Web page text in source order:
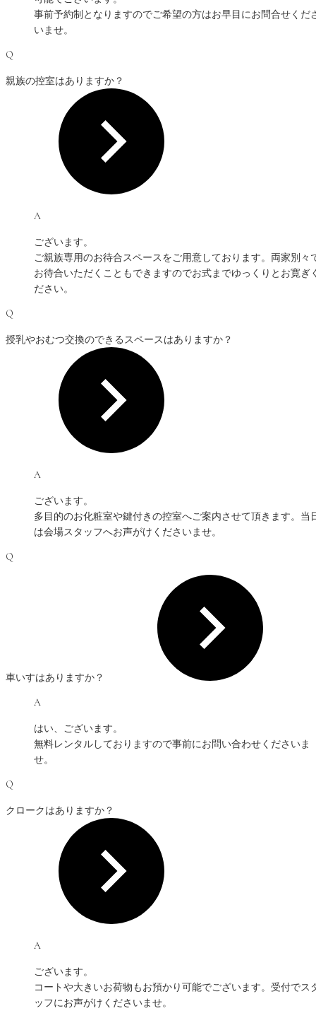
事前予約制となりますのでご希望の方はお早目にお問合せくだ
いませ。
Q
親族の控室はありますか？
A
ございます。
ご親族専用のお待合スペースをご用意しております。両家別々
お待合いただくこともできますのでお式までゆっくりとお寛ぎ
ださい。
Q
授乳やおむつ交換のできるスペースはありますか？
A
ございます。
多目的のお化粧室や鍵付きの控室へご案内させて頂きます。当
は会場スタッフへお声がけくださいませ。
Q
車いすはありますか？
A
はい、ございます。
無料レンタルしておりますので事前にお問い合わせくださいま
せ。
Q
クロークはありますか？
A
ございます。
コートや大きいお荷物もお預かり可能でございます。受付でス
ッフにお声がけくださいませ。